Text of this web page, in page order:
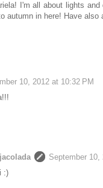
I'm all about lights and
autumn in here! Have also
10, 2012 at 10:32 PM
September 10,
:)